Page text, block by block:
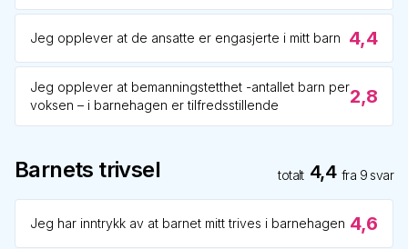
Jeg opplever at de ansatte er engasjerte i mitt barn 4,4
Jeg opplever at bemanningstetthet -antallet barn per
voksen – i barnehagen er tilfredsstillende
2,8
Barnets trivsel totalt 4,4 fra 9 svar
Jeg har inntrykk av at barnet mitt trives i barnehagen 4,6